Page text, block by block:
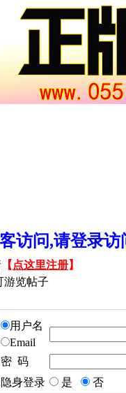
客访问,请登录
【 点这里注册】
游览帖子
用户名
Email
密 码
隐身登录
是 否